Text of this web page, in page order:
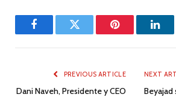
FacebookTwitter Pinterest
PREVIOUS ARTICLE
Dani Naveh, Presidente y CEO
NEXT